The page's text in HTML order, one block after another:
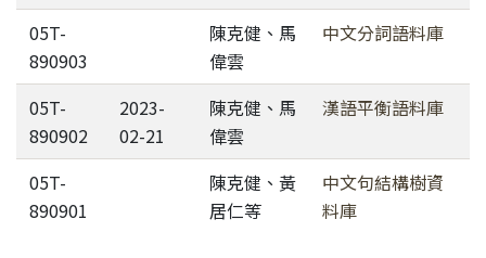
05T-
890903
陳克健、馬
偉雲
中文分詞語料庫
05T-
890902
2023-
02-21
陳克健、馬
偉雲
漢語平衡語料庫
05T-
890901
陳克健、黃
居仁等
中文句結構樹資
料庫